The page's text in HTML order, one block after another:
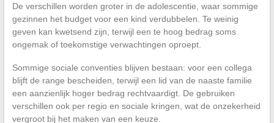
De verschillen worden groter in de adolescentie, waar sommige
gezinnen het budget voor een kind verdubbelen. Te weinig
geven kan kwetsend zijn, terwijl een te hoog bedrag soms
ongemak of toekomstige verwachtingen oproept.
Sommige sociale conventies blijven bestaan: voor een collega
blijft de range bescheiden, terwijl een lid van de naaste familie
een aanzienlijk hoger bedrag rechtvaardigt. De gebruiken
verschillen ook per regio en sociale kringen, wat de onzekerheid
vergroot bij het maken van een keuze.